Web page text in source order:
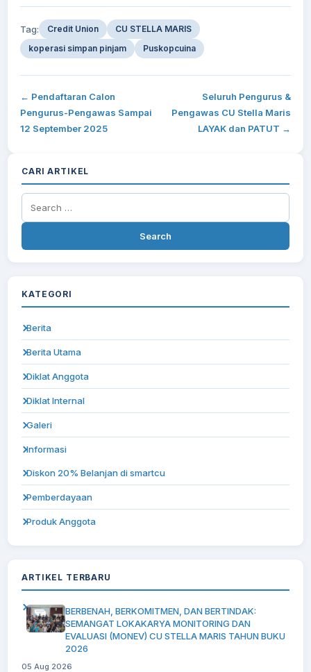
Tag: Credit Union
CU STELLA MARIS
koperasi simpan pinjam
Puskopcuina
← Pendaftaran Calon
Pengurus-Pengawas Sampai
12 September 2025
Seluruh Pengurus &
Pengawas CU Stella Maris
LAYAK dan PATUT →
CARI ARTIKEL
KATEGORI
Berita
Berita Utama
Diklat Anggota
Diklat Internal
Galeri
Informasi
Diskon 20% Belanjan di smartcu
Pemberdayaan
Produk Anggota
ARTIKEL TERBARU
BERBENAH, BERKOMITMEN, DAN BERTINDAK:
SEMANGAT LOKAKARYA MONITORING DAN
EVALUASI (MONEV) CU STELLA MARIS TAHUN BUKU
2026
05 Aug 2026